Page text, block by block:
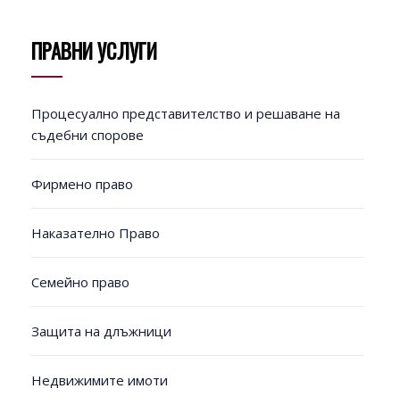
ПРАВНИ УСЛУГИ
Процесуално представителство и решаване на
съдебни спорове
Фирмено право
Наказателно Право
Семейно право
Защита на длъжници
Недвижимите имоти